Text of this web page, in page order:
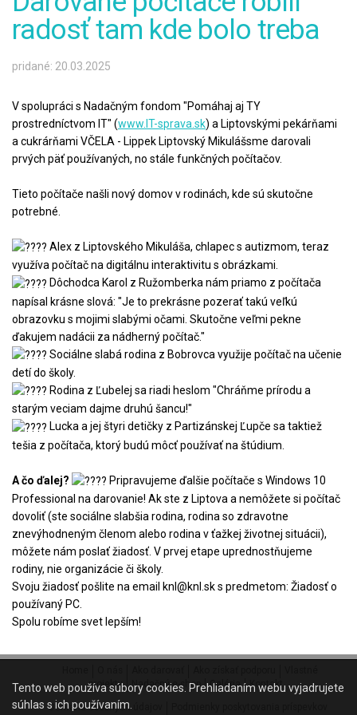
radosť tam kde bolo treba
pridané: 20.03.2025
Vspolupráci s Nadačným fondom "Pomáhaj aj TY
prostredníctvom IT" (www.IT-sprava.sk) a Liptovskými pekárňami
a cukrárňami VČELA - Lippek Liptovský Mikulášsme darovali
prvých päť používaných, no stále funkčných počítačov.
Tieto počítače našli nový domov v rodinách, kde sú skutočne
potrebné.
Alex z Liptovského Mikuláša, chlapec s autizmom, teraz
využíva počítač na digitálnu interaktivitu s obrázkami.
Dôchodca Karol z Ružomberka nám priamo z počítača
napísal krásne slová: "Je to prekrásne pozerať takú veľkú
obrazovku s mojimi slabými očami. Skutočne veľmi pekne
ďakujem nadácii za nádherný počítač."
Sociálne slabá rodina z Bobrovca využije počítač na učenie
detí do školy.
Rodina z Ľubelej sa riadi heslom "Chráňme prírodu a
starým veciam dajme druhú šancu!"
Lucka a jej štyri detičky z Partizánskej Ľupče sa taktiež
tešia z počítača, ktorý budú môcť používať na štúdium.
A čo ďalej?
Pripravujeme ďalšie počítače s Windows 10
Professional na darovanie! Ak ste z Liptova a nemôžete si počítač
dovoliť (ste sociálne slabšia rodina, rodina so zdravotne
znevýhodneným členom alebo rodina v ťažkej životnej situácii),
môžete nám poslať žiadosť. V prvej etape uprednostňujeme
rodiny, nie organizácie či školy.
Svoju žiadosť pošlite na email knl@knl.sk s predmetom: Žiadosť o
používaný PC.
Spolu robíme svet lepším!
Tento web používa súbory cookies. Prehliadaním webu vyjadrujete
súhlas s ich používaním.
projekty
Nadačný e-shop Galéria Kontakt
Ochrana osobných údajov